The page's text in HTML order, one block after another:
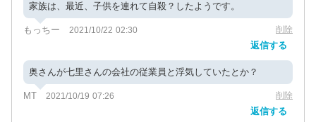
家族は、最近、子供を連れて自殺？したようです。
もっちー 2021/10/22 02:30 削除
返信する
奥さんが七里さんの会社の従業員と浮気していたとか？
MT 2021/10/19 07:26 削除
返信する